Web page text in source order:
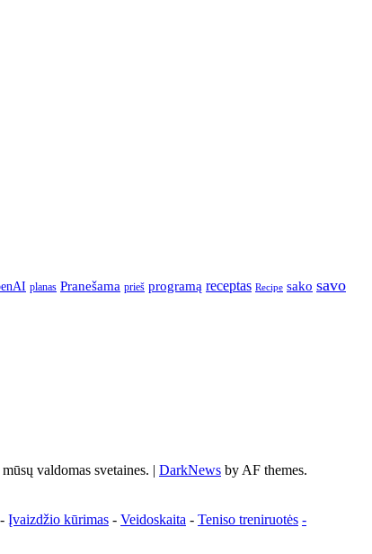
planas Pranešama prieš programą receptas Recipe sako savo
valdomas svetaines. | DarkNews by AF themes.
- Įvaizdžio kūrimas - Veidoskaita - Teniso treniruotės -